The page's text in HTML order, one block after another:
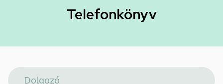
hely
Telefonkönyv